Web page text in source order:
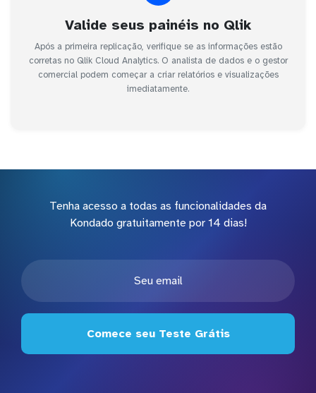
Valide seus painéis no Qlik
Após a primeira replicação, verifique se as informações estão
corretas no Qlik Cloud Analytics. O analista de dados e o gestor
comercial podem começar a criar relatórios e visualizações
imediatamente.
Tenha acesso a todas as funcionalidades da
Kondado gratuitamente por 14 dias!
Comece seu Teste Grátis